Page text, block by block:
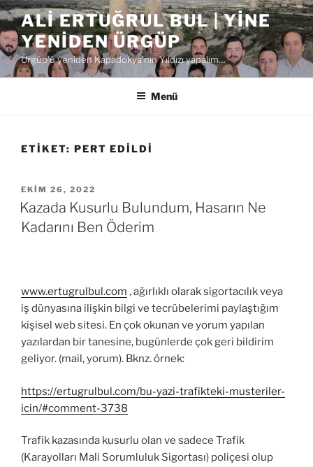
İçeriğe
geç ALI ERTUĞRUL BUL | YINE
YENIDEN ÜRGÜP
Ürgüp'ü yeniden Kapadokya'nın Yıldızı yapalım…
Menü
ETIKET: PERT EDILDI
YAYIM
TARIHI
EKIM 26, 2022
Kazada Kusurlu Bulundum, Hasarın Ne
Kadarını Ben Öderim
www.ertugrulbul.com , ağırlıklı olarak sigortacılık veya
iş dünyasına ilişkin bilgi ve tecrübelerimi paylaştığım
kişisel web sitesi. En çok okunan ve yorum yapılan
yazılardan bir tanesine, bugünlerde çok geri bildirim
geliyor. (mail, yorum). Bknz. örnek:
https://ertugrulbul.com/bu-yazi-trafikteki-musteriler-
icin/#comment-3738
Trafik kazasında kusurlu olan ve sadece Trafik
(Karayolları Mali Sorumluluk Sigortası) poliçesi olup